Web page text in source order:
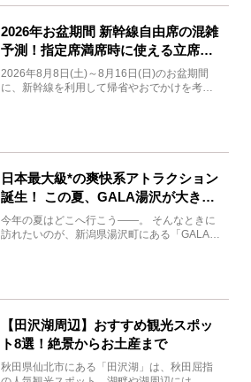
2026年お盆期間 新幹線自由席の混雑
予測！指定席満席時に使える立席特
急券も解説
2026年8月8日(土)～8月16日(日)のお盆期間
に、新幹線を利用して帰省やおでかけを考え
日本最大級*の爽快系アトラクション
誕生！ この夏、GALA湯沢が大きく
生まれ変わる
今年の夏はどこへ行こう――。 そんなときに
訪れたいのが、新潟県湯沢町にある「GALA湯
【田沢湖周辺】おすすめ観光スポッ
ト8選！絶景からお土産まで
秋田県仙北市にある「田沢湖」は、秋田屈指